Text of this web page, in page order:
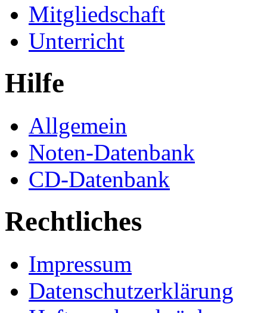
Mitgliedschaft
Unterricht
Hilfe
Allgemein
Noten-Datenbank
CD-Datenbank
Rechtliches
Impressum
Datenschutzerklärung